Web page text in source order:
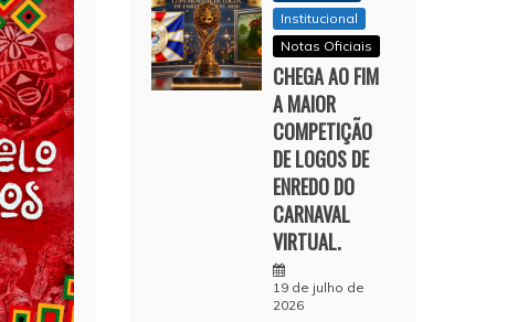
Institucional
Notas Oficiais
CHEGA AO FIM
A MAIOR
COMPETIÇÃO
DE LOGOS DE
ENREDO DO
CARNAVAL
VIRTUAL.
19 de julho de
2026